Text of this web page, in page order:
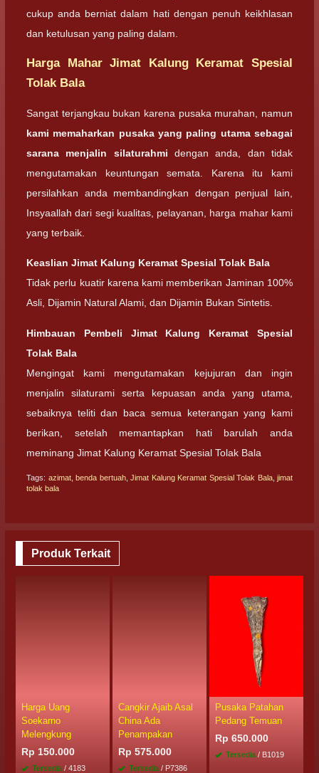
cukup anda berniat dalam hati dengan penuh keikhlasan
dan ketulusan yang paling dalam.
Harga Mahar Jimat Kalung Keramat Spesial
Tolak Bala
Sangat terjangkau bukan karena pusaka murahan, namun
kami memaharkan pusaka yang paling utama sebagai
sarana menjalin silaturahmi dengan anda, dan tidak
mengutamakan keuntungan semata. Karena itu kami
persilahkan anda membandingkan dengan penjual lain,
Insyaallah dari segi kualitas, pelayanan, harga mahar kami
yang terbaik.
Keaslian Jimat Kalung Keramat Spesial Tolak Bala
Tidak perlu kuatir karena kami memberikan Jaminan 100%
Asli, Dijamin Natural Alami, dan Dijamin Bukan Sintetis.
Himbauan Pembeli Jimat Kalung Keramat Spesial
Tolak Bala
Mengingat kami mengutamakan kejujuran dan ingin
menjalin silaturami serta kepuasan anda yang utama,
sebaiknya teliti dan baca semua keterangan yang kami
berikan, setelah memantapkan hati barulah anda
meminang Jimat Kalung Keramat Spesial Tolak Bala
Tags: azimat, benda bertuah, Jimat Kalung Keramat Spesial Tolak Bala, jimat
tolak bala
Produk Terkait
Harga Uang
Soekarno
Melengkung
Rp 150.000
Tersedia / 4183
Cangkir Ajaib Asal
China Ada
Penampakan
Rp 575.000
Tersedia / P7386
Pusaka Patahan
Pedang Temuan
Rp 650.000
Tersedia / B1019